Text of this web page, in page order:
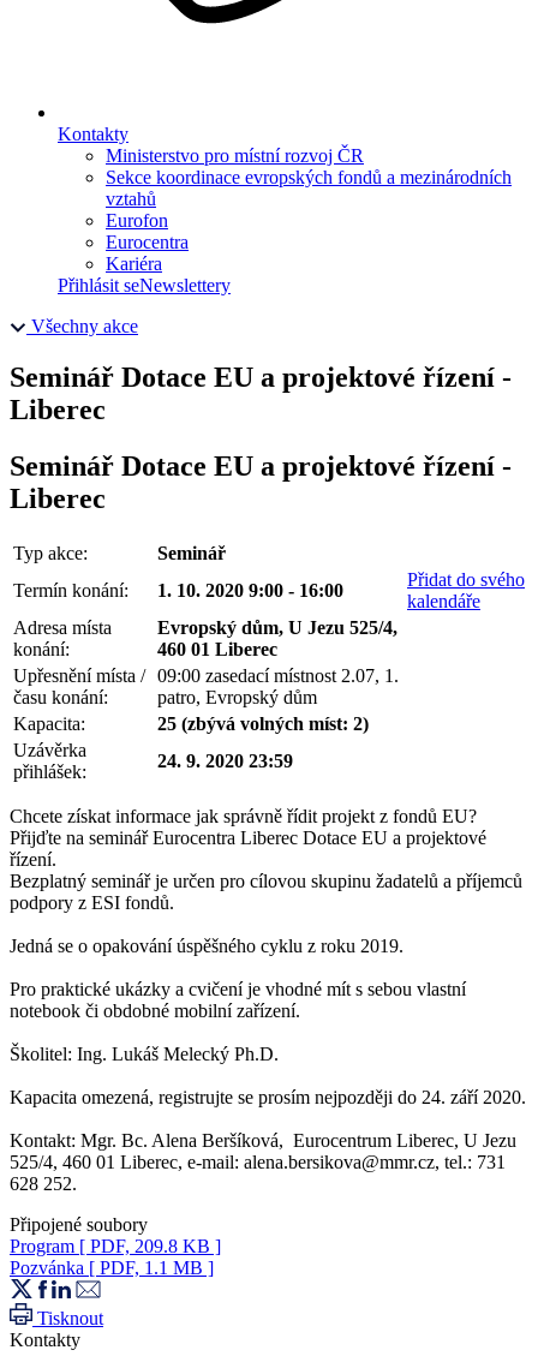
Kontakty
Ministerstvo pro místní rozvoj ČR
Sekce koordinace evropských fondů a mezinárodních
vztahů
Eurofon
Eurocentra
Kariéra
Přihlásit seNewslettery
Všechny akce
Seminář Dotace EU a projektové řízení -
Liberec
Seminář Dotace EU a projektové řízení -
Liberec
Typ akce:
Seminář
Termín konání:
1. 10. 2020 9:00 - 16:00
Přidat do svého
kalendáře
Adresa místa
konání:
Evropský dům, U Jezu 525/4,
460 01 Liberec
Upřesnění místa /
času konání:
09:00 zasedací místnost 2.07, 1.
patro, Evropský dům
Kapacita:
25 (zbývá volných míst: 2)
Uzávěrka
přihlášek:
24. 9. 2020 23:59
Chcete získat informace jak správně řídit projekt z fondů EU?
Přijďte na seminář Eurocentra Liberec Dotace EU a projektové
řízení.
Bezplatný seminář je určen pro cílovou skupinu žadatelů a příjemců
podpory z ESI fondů.
Jedná se o opakování úspěšného cyklu z roku 2019.
Pro praktické ukázky a cvičení je vhodné mít s sebou vlastní
notebook či obdobné mobilní zařízení.
Školitel: Ing. Lukáš Melecký Ph.D.
Kapacita omezená, registrujte se prosím nejpozději do 24. září 2020.
Kontakt: Mgr. Bc. Alena Beršíková, Eurocentrum Liberec, U Jezu
525/4, 460 01 Liberec, e-mail: alena.bersikova@mmr.cz, tel.: 731
628 252.
Připojené soubory
Program [ PDF, 209.8 KB ]
Pozvánka [ PDF, 1.1 MB ]
Tisknout
Kontakty